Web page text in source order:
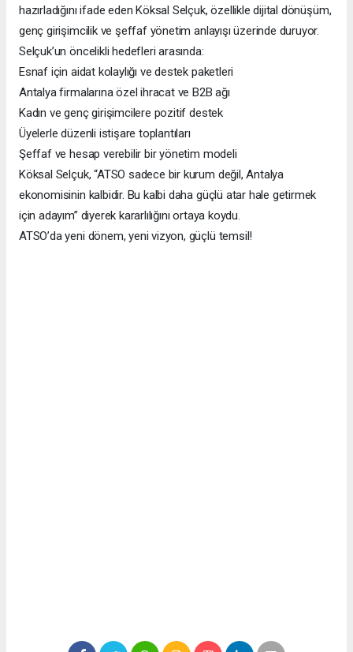
hazırladığını ifade eden Köksal Selçuk, özellikle dijital dönüşüm,
genç girişimcilik ve şeffaf yönetim anlayışı üzerinde duruyor.
Selçuk’un öncelikli hedefleri arasında:
Esnaf için aidat kolaylığı ve destek paketleri
Antalya firmalarına özel ihracat ve B2B ağı
Kadın ve genç girişimcilere pozitif destek
Üyelerle düzenli istişare toplantıları
Şeffaf ve hesap verebilir bir yönetim modeli
Köksal Selçuk, “ATSO sadece bir kurum değil, Antalya
ekonomisinin kalbidir. Bu kalbi daha güçlü atar hale getirmek
için adayım” diyerek kararlılığını ortaya koydu.
ATSO’da yeni dönem, yeni vizyon, güçlü temsil!